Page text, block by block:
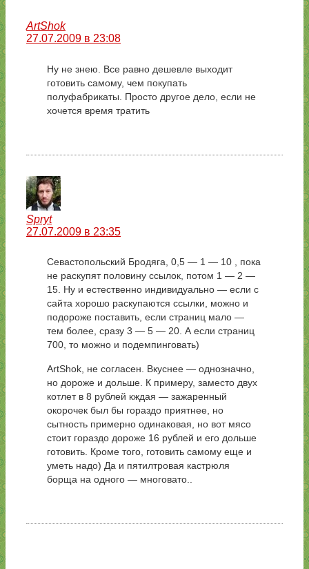
ArtShok
27.07.2009 в 23:08
Ну не знею. Все равно дешевле выходит
готовить самому, чем покупать
полуфабрикаты. Просто другое дело, если не
хочется время тратить
Spryt
27.07.2009 в 23:35
Севастопольский Бродяга, 0,5 — 1 — 10 , пока
не раскупят половину ссылок, потом 1 — 2 —
15. Ну и естественно индивидуально — если с
сайта хорошо раскупаются ссылки, можно и
подороже поставить, если страниц мало —
тем более, сразу 3 — 5 — 20. А если страниц
700, то можно и подемпинговать)
ArtShok, не согласен. Вкуснее — однозначно,
но дороже и дольше. К примеру, заместо двух
котлет в 8 рублей кждая — зажаренный
окорочек был бы гораздо приятнее, но
сытность примерно одинаковая, но вот мясо
стоит гораздо дороже 16 рублей и его дольше
готовить. Кроме того, готовить самому еще и
уметь надо) Да и пятилтровая кастрюля
борща на одного — многовато..